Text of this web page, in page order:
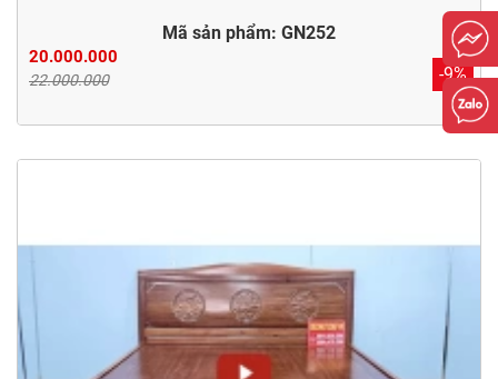
Mã sản phẩm: GN252
20.000.000
22.000.000 -9%